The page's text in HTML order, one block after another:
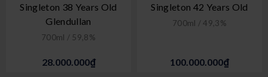
Singleton 38 Years Old
Glendullan
700ml / 59,8%
28.000.000₫
Singleton 42 Years Old
700ml / 49,3%
100.000.000₫